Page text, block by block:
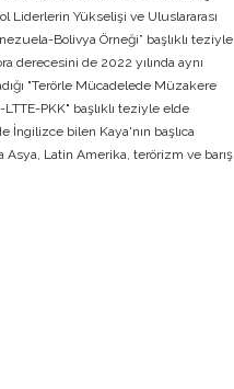
Liderlerin Yükselişi ve Uluslararası
Bolivya Örneği” başlıklı teziyle
derecesini de 2022 yılında aynı
"Terörle Mücadelede Müzakere
LTTE-PKK" başlıklı teziyle elde
İngilizce bilen Kaya'nın başlıca
Asya, Latin Amerika, terörizm ve barış